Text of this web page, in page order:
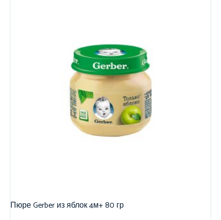
Пюре Gerber из яблок 4м+ 80 гр